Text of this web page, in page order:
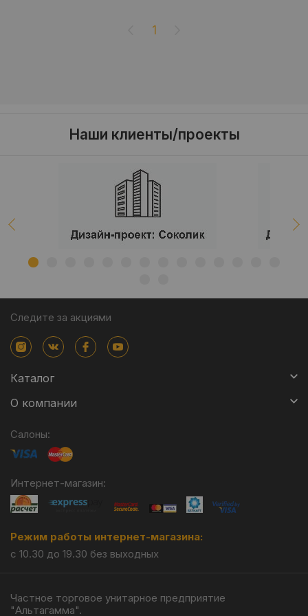
1
Наши клиенты/проекты
Следите за акциями
Каталог
О компании
Салоны:
Интернет-магазин:
Режим работы интернет-магазина:
с 10.30 до 19.30 без выходных
Частное торговое унитарное предприятие
"Альтагамма".